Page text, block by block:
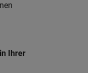
Ihrer